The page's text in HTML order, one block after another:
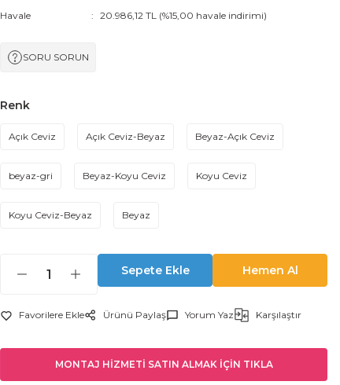
Havale
20.986,12 TL (%15,00 havale indirimi)
SORU SORUN
Renk
Açık Ceviz Açık Ceviz-Beyaz Beyaz-Açık Ceviz
beyaz-gri Beyaz-Koyu Ceviz Koyu Ceviz
Koyu Ceviz-Beyaz Beyaz
Sepete Ekle Hemen Al
Ürünü Paylaş Yorum Yaz Karşılaştır
MONTAJ HİZMETİ SATIN ALMAK İÇİN TIKLA